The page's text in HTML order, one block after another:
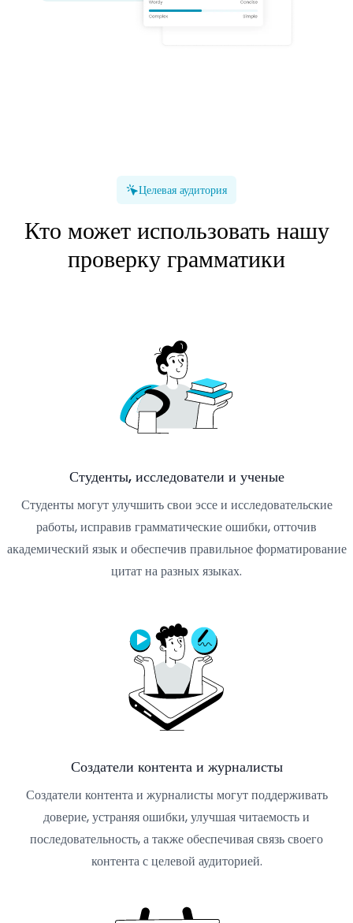
Целевая аудитория
Кто может использовать нашу
проверку грамматики
Студенты, исследователи и ученые
Студенты могут улучшить свои эссе и исследовательские
работы, исправив грамматические ошибки, отточив
академический язык и обеспечив правильное форматирование
цитат на разных языках.
Создатели контента и журналисты
Создатели контента и журналисты могут поддерживать
доверие, устраняя ошибки, улучшая читаемость и
последовательность, а также обеспечивая связь своего
контента с целевой аудиторией.